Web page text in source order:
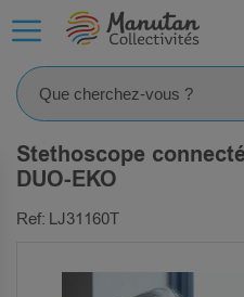
Stethoscope
DUO-EKO
Ref: LJ31160T